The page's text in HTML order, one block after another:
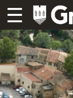
☰